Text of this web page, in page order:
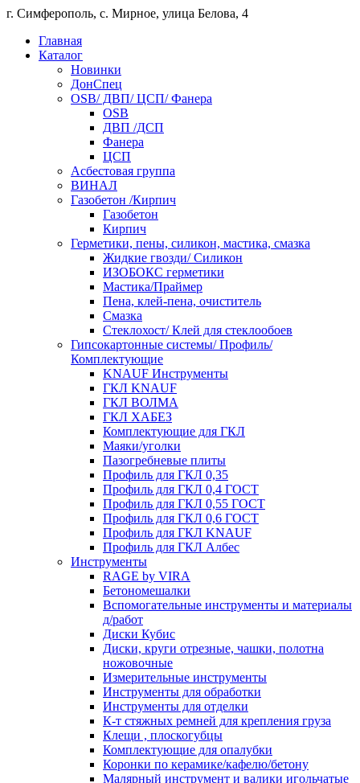
г. Симферополь, с. Мирное, улица Белова, 4
Главная
Каталог
Новинки
ДонСпец
OSB/ ДВП/ ЦСП/ Фанера
OSB
ДВП /ДСП
Фанера
ЦСП
Асбестовая группа
ВИНАЛ
Газобетон /Кирпич
Газобетон
Кирпич
Герметики, пены, силикон, мастика, смазка
Жидкие гвозди/ Силикон
ИЗОБОКС герметики
Мастика/Праймер
Пена, клей-пена, очиститель
Смазка
Стеклохост/ Клей для стеклообоев
Гипсокартонные системы/ Профиль/
Комплектующие
KNAUF Инструменты
ГКЛ KNAUF
ГКЛ ВОЛМА
ГКЛ ХАБЕЗ
Комплектующие для ГКЛ
Маяки/уголки
Пазогребневые плиты
Профиль для ГКЛ 0,35
Профиль для ГКЛ 0,4 ГОСТ
Профиль для ГКЛ 0,55 ГОСТ
Профиль для ГКЛ 0,6 ГОСТ
Профиль для ГКЛ KNAUF
Профиль для ГКЛ Албес
Инструменты
RAGE by VIRA
Бетономешалки
Вспомогательные инструменты и материалы
д/работ
Диски Кубис
Диски, круги отрезные, чашки, полотна
ножовочные
Измерительные инструменты
Инструменты для обработки
Инструменты для отделки
К-т стяжных ремней для крепления груза
Клещи , плоскогубцы
Комплектующие для опалубки
Коронки по керамике/кафелю/бетону
Малярный инструмент и валики игольчатые